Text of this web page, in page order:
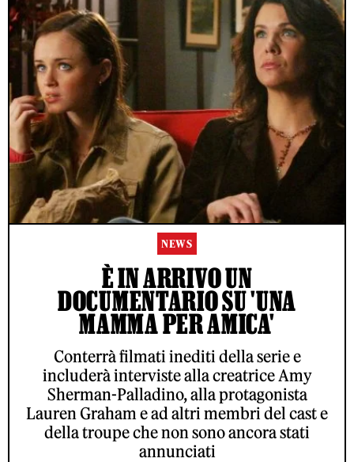
NEWS
È IN ARRIVO UN
DOCUMENTARIO SU 'UNA
MAMMA PER AMICA'
Conterrà filmati inediti della serie e
includerà interviste alla creatrice Amy
Sherman-Palladino, alla protagonista
Lauren Graham e ad altri membri del cast e
della troupe che non sono ancora stati
annunciati